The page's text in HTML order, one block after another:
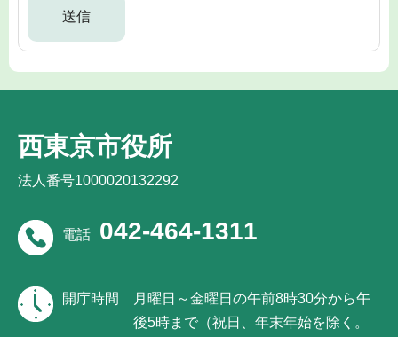
西東京市役所
法人番号1000020132292
電話 042-464-1311
開庁時間
月曜日～金曜日の午前8時30分から午
後5時まで（祝日、年末年始を除く。